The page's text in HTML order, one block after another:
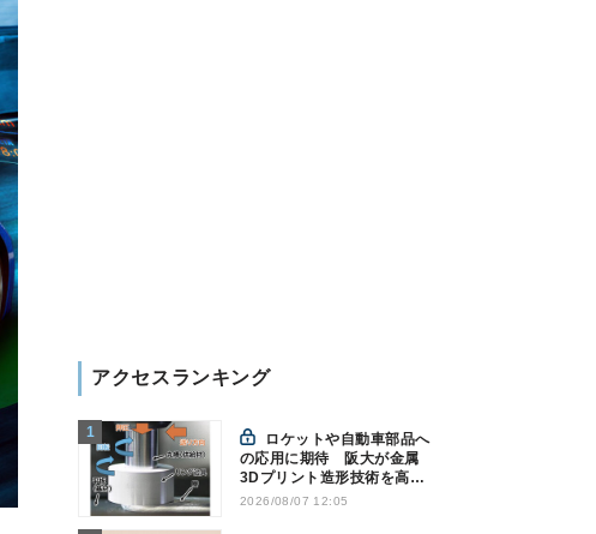
アクセスランキング
の応用に期待 阪大が金属
3Dプリント造形技術を高速
化
2026/08/07 12:05